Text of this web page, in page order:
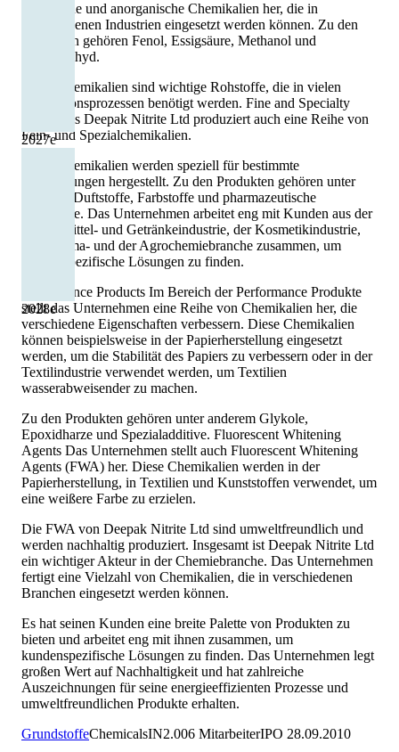
2027e
2028e
organische und anorganische Chemikalien her, die in
verschiedenen Industrien eingesetzt werden können. Zu den
Produkten gehören Fenol, Essigsäure, Methanol und
Formaldehyd.
Diese Chemikalien sind wichtige Rohstoffe, die in vielen
Produktionsprozessen benötigt werden. Fine and Specialty
Chemicals Deepak Nitrite Ltd produziert auch eine Reihe von
Fein- und Spezialchemikalien.
Diese Chemikalien werden speziell für bestimmte
Anwendungen hergestellt. Zu den Produkten gehören unter
anderem Duftstoffe, Farbstoffe und pharmazeutische
Wirkstoffe. Das Unternehmen arbeitet eng mit Kunden aus der
Lebensmittel- und Getränkeindustrie, der Kosmetikindustrie,
der Pharma- und der Agrochemiebranche zusammen, um
kundenspezifische Lösungen zu finden.
Performance Products Im Bereich der Performance Produkte
stellt das Unternehmen eine Reihe von Chemikalien her, die
verschiedene Eigenschaften verbessern. Diese Chemikalien
können beispielsweise in der Papierherstellung eingesetzt
werden, um die Stabilität des Papiers zu verbessern oder in der
Textilindustrie verwendet werden, um Textilien
wasserabweisender zu machen.
Zu den Produkten gehören unter anderem Glykole,
Epoxidharze und Spezialadditive. Fluorescent Whitening
Agents Das Unternehmen stellt auch Fluorescent Whitening
Agents (FWA) her. Diese Chemikalien werden in der
Papierherstellung, in Textilien und Kunststoffen verwendet, um
eine weißere Farbe zu erzielen.
Die FWA von Deepak Nitrite Ltd sind umweltfreundlich und
werden nachhaltig produziert. Insgesamt ist Deepak Nitrite Ltd
ein wichtiger Akteur in der Chemiebranche. Das Unternehmen
fertigt eine Vielzahl von Chemikalien, die in verschiedenen
Branchen eingesetzt werden können.
Es hat seinen Kunden eine breite Palette von Produkten zu
bieten und arbeitet eng mit ihnen zusammen, um
kundenspezifische Lösungen zu finden. Das Unternehmen legt
großen Wert auf Nachhaltigkeit und hat zahlreiche
Auszeichnungen für seine energieeffizienten Prozesse und
umweltfreundlichen Produkte erhalten.
GrundstoffeChemicalsIN2.006 MitarbeiterIPO 28.09.2010